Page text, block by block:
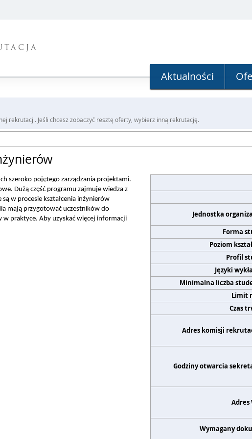
Aktualności
rekrutacji. Jeśli chcesz zobaczyć resztę oferty, wybierz inną rekrutację.
Jednostka
Forma
Poziom
Profil
Języki
Minimalna liczba
Limit
Czas
Adres komisji
Godziny otwarcia
Adres
Wymagany
szeroko pojętego zarządzania projektami.
Dużą część programu zajmuje wiedza z
w procesie kształcenia inżynierów
mają przygotować uczestników do
w praktyce. Aby uzyskać więcej informacji